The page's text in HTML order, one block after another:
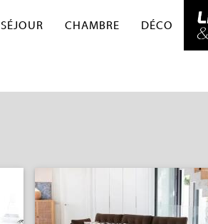
SÉJOUR CHAMBRE DÉCO